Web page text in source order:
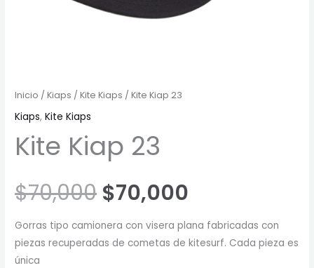
Inicio /Kiaps /Kite Kiaps / Kite Kiap 23
Kiaps,Kite Kiaps
Kite Kiap 23
$70,000 $70,000
Gorras tipo camionera con visera plana fabricadas con
piezas recuperadas de cometas de kitesurf. Cada pieza es
única